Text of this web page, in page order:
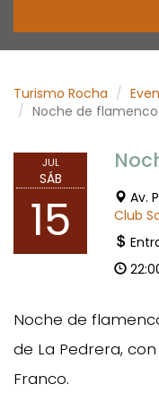
Turismo Rocha
Noche de flamenco
JUL
SÁB
15
Av.
Club
Noche de
de La Pedrera,
Franco.